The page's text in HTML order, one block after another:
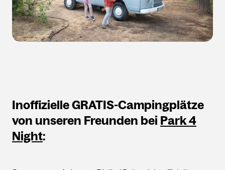
Inoffizielle GRATIS-Campingplätze
von unseren Freunden bei Park 4
Night: